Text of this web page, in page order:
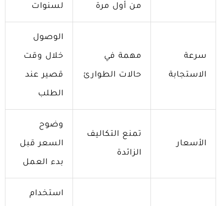
من أول مرة لسنوات
سرعة
الاستجابة
مهمة في
حالات الطوارئ
الوصول
خلال وقت
قصير عند
الطلب
الأسعار
تمنع التكاليف
الزائدة
وضوح
السعر قبل
بدء العمل
استخدام